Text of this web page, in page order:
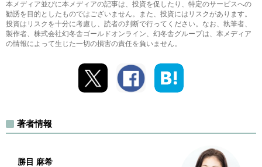
本メディア並びに本メディアの記事は、投資を促したり、特定のサービスへの
勧誘を目的としたものではございません。また、投資にはリスクがあります。
投資はリスクを十分に考慮し、読者の判断で行ってください。なお、執筆者、
製作者、株式会社幻冬舎ゴールドオンライン、幻冬舎グループは、本メディア
の情報によって生じた一切の損害の責任を負いません。
著者情報
勝目 麻希